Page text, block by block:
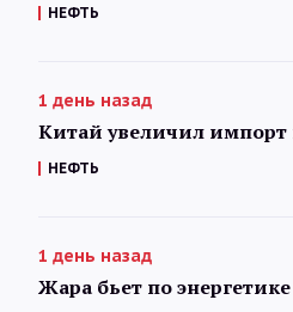
НЕФТЬ
1 день назад
Китай увеличил импорт
НЕФТЬ
1 день назад
Жара бьет по